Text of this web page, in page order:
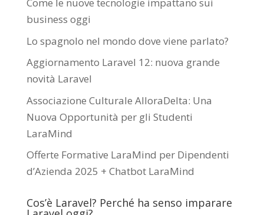
business oggi
Lo spagnolo nel mondo dove viene parlato?
Aggiornamento Laravel 12: nuova grande
novità Laravel
Associazione Culturale AlloraDelta: Una
Nuova Opportunità per gli Studenti
LaraMind
Offerte Formative LaraMind per Dipendenti
d’Azienda 2025 + Chatbot LaraMind
Cos’è Laravel? Perché ha senso imparare